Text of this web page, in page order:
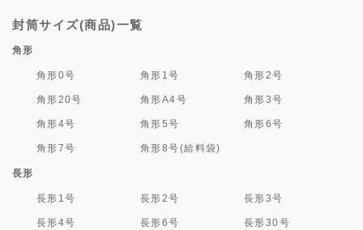
封筒サイズ(商品)一覧
角形
角形0号 角形1号 角形2号
角形20号 角形A4号 角形3号
角形4号 角形5号 角形6号
角形7号 角形8号(給料袋)
長形
長形1号 長形2号 長形3号
長形4号 長形6号 長形30号